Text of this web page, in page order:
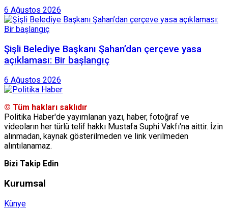
6 Ağustos 2026
Şişli Belediye Başkanı Şahan’dan çerçeve yasa
açıklaması: Bir başlangıç
6 Ağustos 2026
© Tüm hakları saklıdır
Politika Haber'de yayımlanan yazı, haber, fotoğraf ve
videoların her türlü telif hakkı Mustafa Suphi Vakfı'na aittir. İzin
alınmadan, kaynak gösterilmeden ve link verilmeden
alıntılanamaz.
Bizi Takip Edin
Kurumsal
Künye